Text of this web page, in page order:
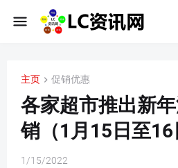
主页 促销优惠
各家超市推出新
销（1月15日至16
1/15/2022